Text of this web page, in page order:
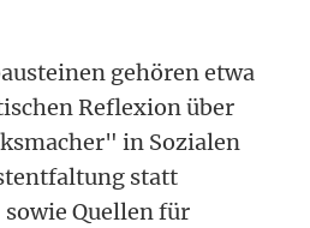
gehören etwa
Reflexion über
in Sozialen
statt
Quellen für